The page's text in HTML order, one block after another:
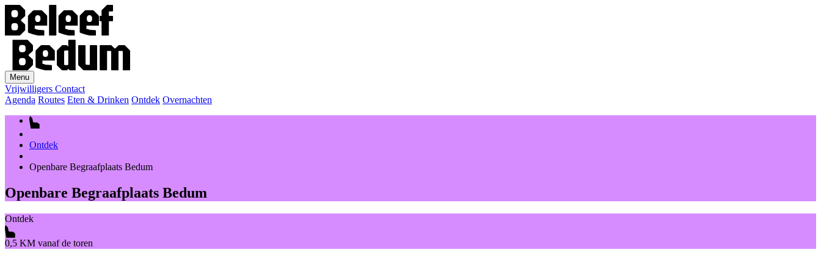
Menu
Vrijwilligers Contact
Agenda Routes Eten & Drinken Ontdek Overnachten
Ontdek
Openbare Begraafplaats Bedum
Openbare Begraafplaats Bedum
Ontdek
0,5 KM vanaf de toren